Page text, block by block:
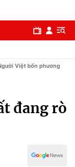
Việt bốn phương
đang rò